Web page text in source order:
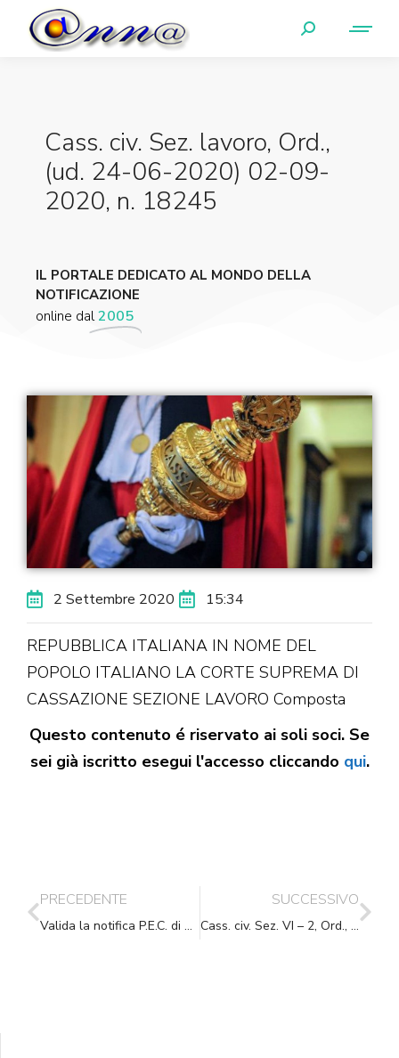
Cass. civ. Sez. lavoro, Ord.,
(ud. 24-06-2020) 02-09-
2020, n. 18245
IL PORTALE DEDICATO AL MONDO DELLA
NOTIFICAZIONE
online dal2005
2 Settembre 2020 15:34
REPUBBLICA ITALIANA IN NOME DEL
POPOLO ITALIANO LA CORTE SUPREMA DI
CASSAZIONE SEZIONE LAVORO Composta
Questo contenuto é riservato ai soli soci. Se
sei già iscritto esegui l'accesso cliccando qui.
PRECEDENTE
Valida la notifica P.E.C. di un’ordinanza priva di firma digitale
SUCCESSIVO
Cass. civ. Sez. VI – 2, Ord., (ud. 10-07-2020) 02-09-2020, n. 18235